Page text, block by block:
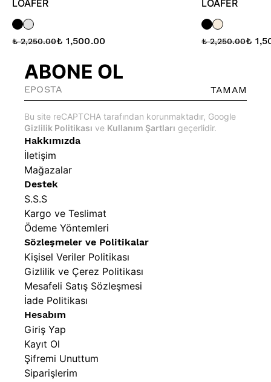
LOAFER
₺ 2,250.00₺ 1,500.00
LOAFER
₺ 2,250.00₺
Hakkımızda
İletişim
Mağazalar
Destek
S.S.S
Kargo ve Teslimat
Ödeme Yöntemleri
Sözleşmeler ve Politikalar
Kişisel Veriler Politikası
Gizlilik ve Çerez Politikası
Mesafeli Satış Sözleşmesi
İade Politikası
Hesabım
Giriş Yap
Kayıt Ol
Şifremi Unuttum
Siparişlerim
ABONE OL
TAMAM
Bu site reCAPTCHA tarafından korunmaktadır, Google
Gizlilik Politikası ve Kullanım Şartları geçerlidir.